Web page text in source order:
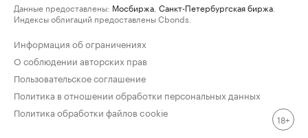
Данные предоставлены: Мосбиржа Санкт-Петербургская биржа
Индексы облигаций предоставлены Cbonds.
Информация об ограничениях
О соблюдении авторских прав
Пользовательское соглашение
Политика в отношении обработки персональных данных
Политика обработки файлов cookie
18+